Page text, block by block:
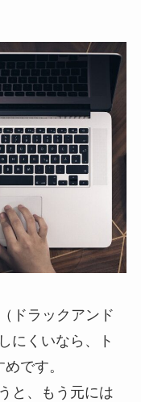
ドラックアンド
にくいなら、ト
です。
と、もう元には